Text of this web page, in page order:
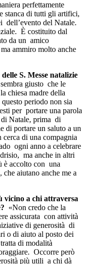
perfettamente
stanca di tutti gli artifici,
dell’evento del Natale.
È costituito dal
da un amico
ammiro molto anche
S. Messe natalizie
giusto che le
chiesa madre della
periodo non sia
per portare una parola
Natale, prima di
di portare un saluto a un
di una compagnia
ogni anno a celebrare
ma anche in altri
è accolto con una
che aiutano anche me a
vicino a chi attraversa
«Non credo che la
assicurata con attività
di generosità di
o di aiuto al posto dei
di modalità
Occorre però
più utili a chi dà